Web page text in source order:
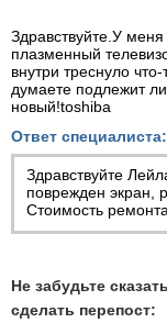
Здравствуйте.У
плазменный
внутри треснуло
думаете подлежит
новый!toshiba
Ответ специалиста:
Здравствуйте
поврежден экран,
Стоимость
Не забудьте
сделать перепост: